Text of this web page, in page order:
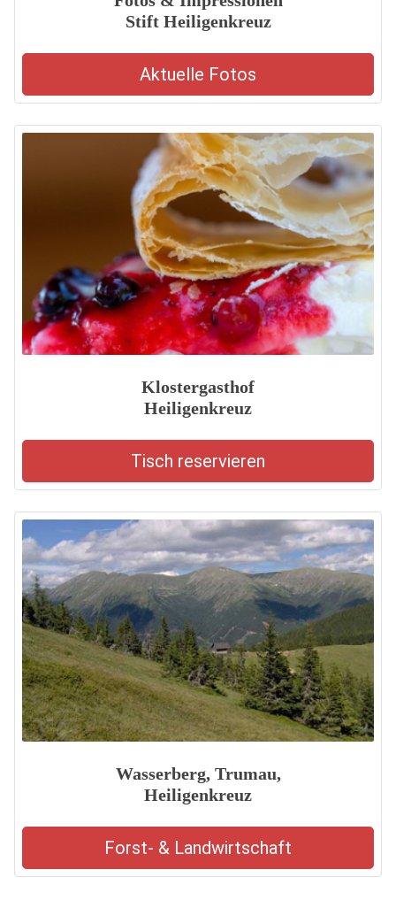
Stift Heiligenkreuz
Aktuelle Fotos
Klostergasthof
Heiligenkreuz
Tisch reservieren
Wasserberg, Trumau,
Heiligenkreuz
Forst- & Landwirtschaft